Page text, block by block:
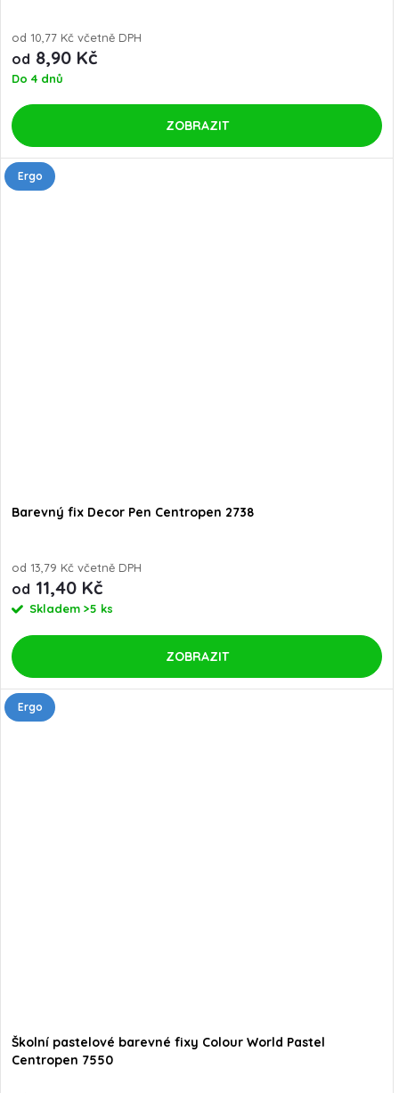
od 10,77 Kč včetně DPH
od 8,90 Kč
Do 4 dnů
ZOBRAZIT
Ergo
Barevný fix Decor Pen Centropen 2738
od 13,79 Kč včetně DPH
od 11,40 Kč
Skladem >5 ks
ZOBRAZIT
Ergo
Školní pastelové barevné fixy Colour World Pastel
Centropen 7550